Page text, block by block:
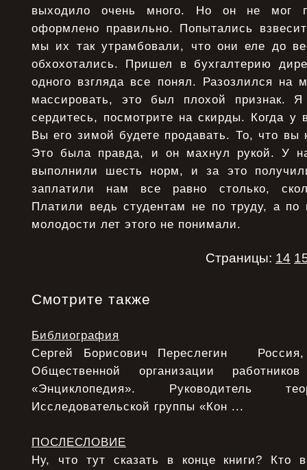
выходило очень много. Но он не мог
оформлено правильно. Попытались
мы их так утрамбовали, что они еле до
обхохотались. Пришел в бухгалтерию
одного взгляда все понял. Разозлился на
массировать, это был плохой признак.
сердитесь, посмотрите на скирды. Когда у
Вы его зимой будете продавать. То, что вы
Это была правда, и он махнул рукой. У
выполнили шесть норм, и за это
заплатили нам все равно столько,
Платили ведь студентам не по труду, а
молодости лет этого не понимали.
Страницы: 14
Смотрите также
Библиография
Сергей Борисович Переслегин Россия,
Общественной организации
«Энциклопедия». Руководитель
Исследовательской группы «Кон ...
ПОСЛЕСЛОВИЕ
Ну, что тут сказать в конце книги? Кто